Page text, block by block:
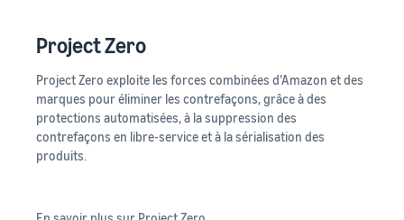
Project Zero
Project Zero exploite les forces combinées d’Amazon et des
marques pour éliminer les contrefaçons, grâce à des
protections automatisées, à la suppression des
contrefaçons en libre-service et à la sérialisation des
produits.